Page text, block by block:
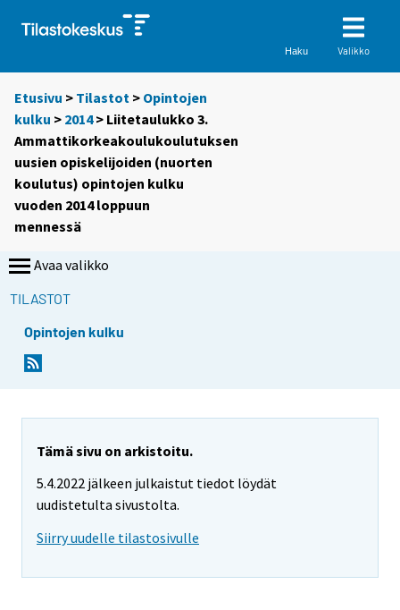
Haku Valikko
Etusivu > Tilastot > Opintojen
kulku > 2014> Liitetaulukko 3.
Ammattikorkeakoulukoulutuksen
uusien opiskelijoiden (nuorten
koulutus) opintojen kulku
vuoden 2014 loppuun
mennessä
Avaa valikko
TILASTOT
Opintojen kulku
Tämä sivu on arkistoitu.
5.4.2022 jälkeen julkaistut tiedot löydät
uudistetulta sivustolta.
Siirry uudelle tilastosivulle